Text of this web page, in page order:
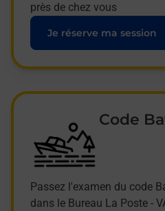
près de chez vous
Je réserve ma session
Code
Passez l'examen du code
dans le Bureau La Poste -